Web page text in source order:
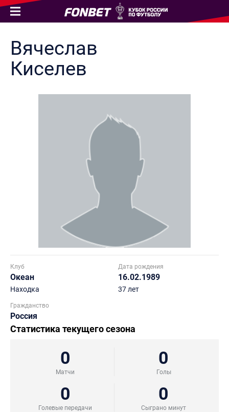
Вячеслав
Киселев
Клуб
Океан
Находка
Дата рождения
16.02.1989
37 лет
Гражданство
Россия
Статистика текущего сезона
0
Матчи
0
Голы
0
Голевые передачи
0
Сыграно минут